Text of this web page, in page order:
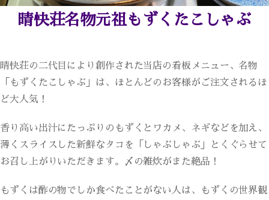
晴快荘名物元祖もずくたこしゃぶ
晴快荘の二代目により創作された当店の看板メニュー、名物
「もずくたこしゃぶ」は、ほとんどのお客様がご注文されるほ
ど大人気！
香り高い出汁にたっぷりのもずくとワカメ、ネギなどを加え、
薄くスライスした新鮮なタコを「しゃぶしゃぶ」とくぐらせて
お召し上がりいただきます。〆の雑炊がまた絶品！
もずくは酢の物でしか食べたことがない人は、もずくの世界観